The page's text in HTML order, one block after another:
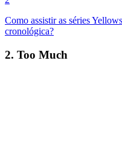
Como assistir as séries
cronológica?
2. Too Much